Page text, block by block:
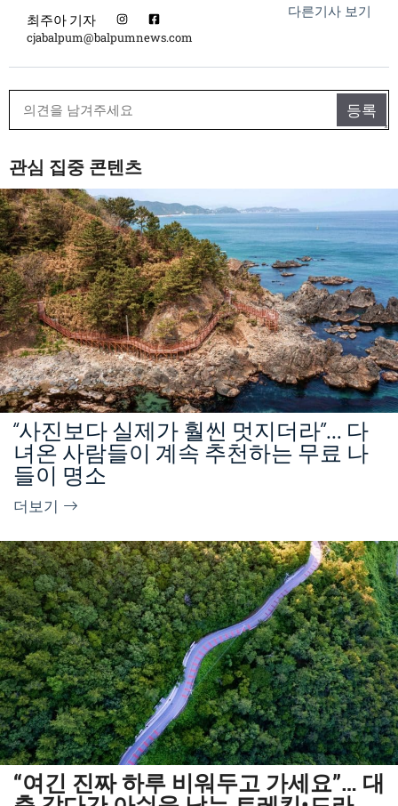
최주아 기자
cjabalpum@balpumnews.com
다른기사 보기
관심 집중 콘텐츠
“사진보다 실제가 훨씬 멋지더라”… 다
녀온 사람들이 계속 추천하는 무료 나
들이 명소
더보기
“여긴 진짜 하루 비워두고 가세요”… 대